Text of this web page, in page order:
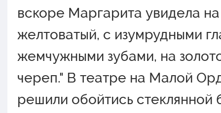
вскоре Маргарита увидела
желтоватый, с изумрудными
жемчужными зубами, на
череп." В театре на Малой
решили обойтись стеклянной